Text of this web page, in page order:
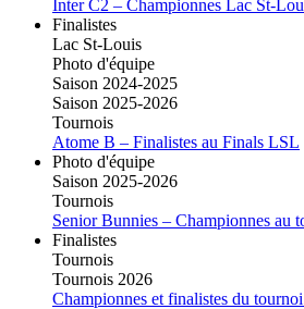
Inter C2 – Championnes Lac St-
Finalistes
Lac St-Louis
Photo d'équipe
Saison 2024-2025
Saison 2025-2026
Tournois
Atome B – Finalistes au Finals LSL
Photo d'équipe
Saison 2025-2026
Tournois
Senior Bunnies – Championnes au
Finalistes
Tournois
Tournois 2026
Championnes et finalistes du